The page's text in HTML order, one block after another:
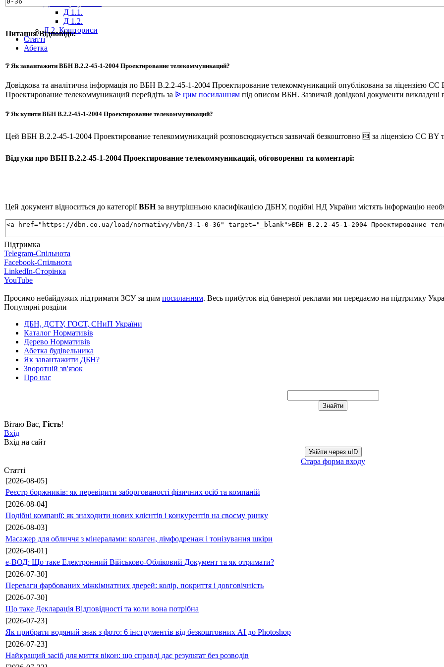
Д 1.1.
Д 1.2.
Д 2. Кошториси
Статті
Абетка
Питання/Відповідь:
❔ Як завантажити ВБН В.2.2-45-1-2004 Проектирование телекоммуникаций?
Довідкова та аналітична інформація по ВБН В.2.2-45-1-2004 Проектирование телекоммуникаций опублікована за ліцензією
Проектирование телекоммуникаций перейдіть за ᐉ цим посиланням під описом ВБН. Зазвичай довідкові документи
❔ Як купити ВБН В.2.2-45-1-2004 Проектирование телекоммуникаций?
Цей ВБН В.2.2-45-1-2004 Проектирование телекоммуникаций розповсюджується зазвичай безкоштовно 🆓 за ліцензією CC BY
Відгуки про ВБН В.2.2-45-1-2004 Проектирование телекоммуникаций, обговорення та коментарі:
Цей документ відноситься до категоріїВБНза внутрішньою класифікацією ДБНУ, подібні НД України містять інформацію
Підтримка
Telegram-Спільнота
Facebook-Спільнота
LinkedIn-Сторінка
YouTube
Просимо небайдужих підтримати ЗСУ за цим посиланням. Весь прибуток від банерної реклами ми передаємо на підтримку
Популярні розділи
ДБН, ДСТУ, ГОСТ, СНиП України
Каталог Нормативів
Дерево Нормативів
Абетка будівельника
Як завантажити ДБН?
Зворотній зв'язок
Про нас
Вітаю Вас, Гість!
Вхід
Вхід на сайт
Увійти через uID
Стара форма входу
Статті
[2026-08-05]
Реєстр боржників: як перевірити заборгованості фізичних осіб та компаній
[2026-08-04]
Подібні компанії: як знаходити нових клієнтів і конкурентів на своєму ринку
[2026-08-03]
Масажер для обличчя з мінералами: колаген, лімфодренаж і тонізування шкіри
[2026-08-01]
е-ВОД: Що таке Електронний Військово-Обліковий Документ та як отримати?
[2026-07-30]
Переваги фарбованих міжкімнатних дверей: колір, покриття і довговічність
[2026-07-30]
Що таке Декларація Відповідності та коли вона потрібна
[2026-07-23]
Як прибрати водяний знак з фото: 6 інструментів від безкоштовних AI до Photoshop
[2026-07-23]
Найкращий засіб для миття вікон: що справді дає результат без розводів